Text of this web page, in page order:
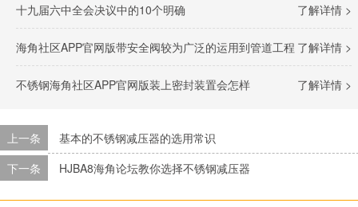
了解详情 >
十九届六中全会决议中的10个明确
了解详情 >
海角社区APP官网版带安全阀较为广泛的运用到管道工程
了解详情 >
不锈钢海角社区APP官网版装上密封装置会怎样
上一条
基本的不锈钢减压器的选用常识
下一条
HJBA8海角论坛教你选择不锈钢减压器